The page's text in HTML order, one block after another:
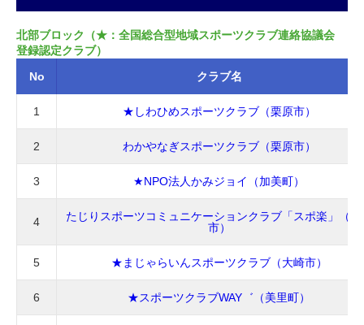
北部ブロック（★：全国総合型地域スポーツクラブ連絡協議会
登録認定クラブ）
No
クラブ名
1 ★しわひめスポーツクラブ（栗原市）
2 わかやなぎスポーツクラブ（栗原市）
3 ★NPO法人かみジョイ（加美町）
4
たじりスポーツコミュニケーションクラブ「スポ楽」（大
市）
5 ★まじゃらいんスポーツクラブ（大崎市）
6 ★スポーツクラブWAY゛（美里町）